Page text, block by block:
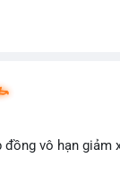
vô hạn giảm